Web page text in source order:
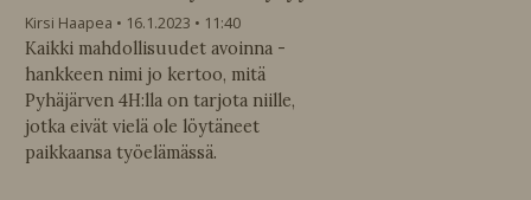
Kirsi Haapea 16.1.2023
11:40
Kaikki mahdollisuudet avoinna -
hankkeen nimi jo kertoo, mitä
Pyhäjärven 4H:lla on tarjota niille,
jotka eivät vielä ole löytäneet
paikkaansa työelämässä.